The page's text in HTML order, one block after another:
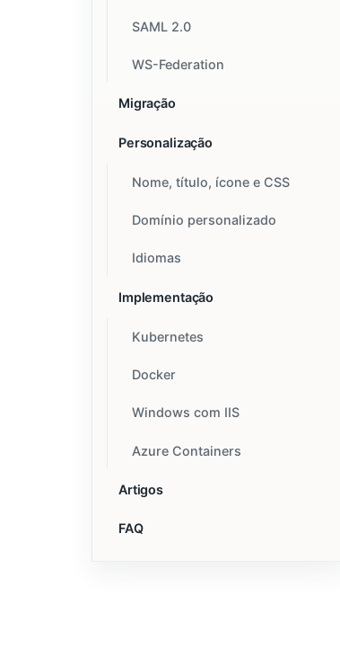
SAML 2.0
WS-Federation
Migração
Personalização
Nome, título, ícone e CSS
Domínio personalizado
Idiomas
Implementação
Kubernetes
Docker
Windows com IIS
Azure Containers
Artigos
FAQ